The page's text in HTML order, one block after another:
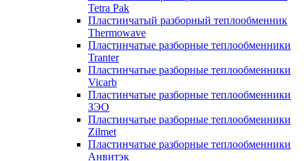
Tetra Pak
Пластинчатый разборный теплообменник
Thermowave
Пластинчатые разборные теплообменники
Tranter
Пластинчатые разборные теплообменники
Vicarb
Пластинчатые разборные теплообменники
ЗЭО
Пластинчатые разборные теплообменники
Zilmet
Пластинчатые разборные теплообменники
Анвитэк